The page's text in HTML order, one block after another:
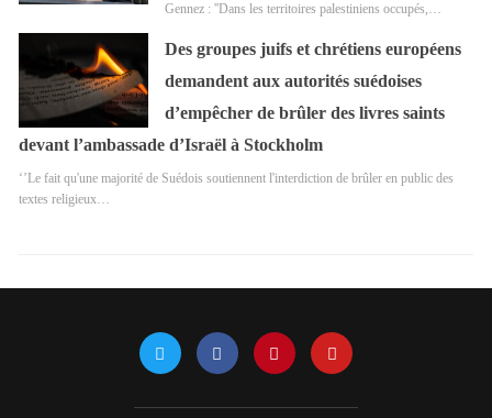
Gennez : ''Dans les territoires palestiniens occupés,…
Des groupes juifs et chrétiens européens
demandent aux autorités suédoises
d’empêcher de brûler des livres saints
devant l’ambassade d’Israël à Stockholm
‘’Le fait qu'une majorité de Suédois soutiennent l'interdiction de brûler en public des
textes religieux…